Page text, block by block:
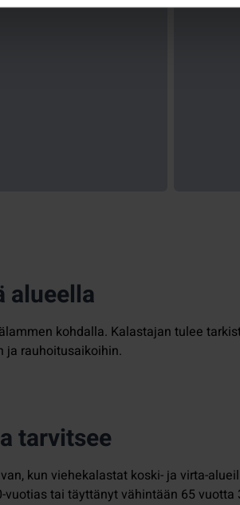
alueella
kohdalla. Kalastajan tulee
ja rauhoitusaikoihin.
tarvitsee
kun viehekalastat koski- ja virta-
tai täyttänyt vähintään 65 vuotta